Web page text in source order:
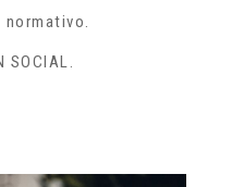
normativo.
SOCIAL.